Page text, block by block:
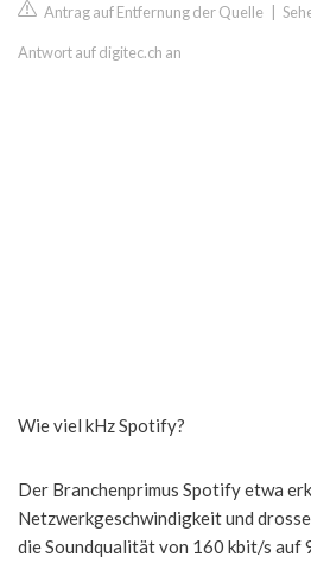
Antrag auf Entfernung der Quelle
Antwort auf digitec.ch an
Wie viel kHz Spotify?
Der Branchenprimus Spotify etwa
Netzwerkgeschwindigkeit und
die Soundqualität von 160 kbit/s auf